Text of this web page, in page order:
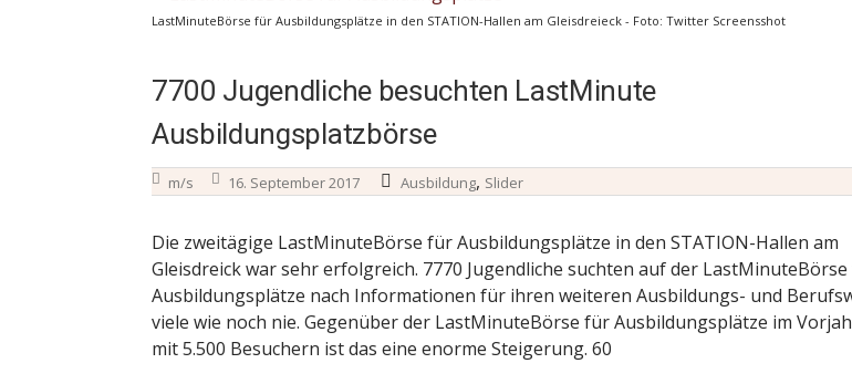
LastMinuteBörse für Ausbildungsplätze in den STATION-Hallen am Gleisdreieck - Foto: Twitter Screensshot
7700 Jugendliche besuchten LastMinute
Ausbildungsplatzbörse
m/s 16. September 2017 Ausbildung, Slider
Die zweitägige LastMinuteBörse für Ausbildungsplätze in den STATION-Hallen am
Gleisdreick war sehr erfolgreich. 7770 Jugendliche suchten auf der
Ausbildungsplätze nach Informationen für ihren weiteren Ausbildungs- und
viele wie noch nie. Gegenüber der LastMinuteBörse für Ausbildungsplätze im
mit 5.500 Besuchern ist das eine enorme Steigerung. 60